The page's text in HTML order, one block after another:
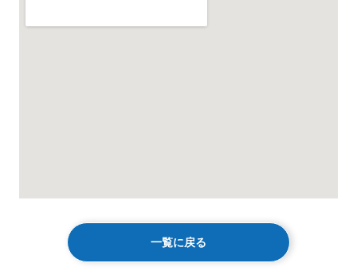
一覧に戻る